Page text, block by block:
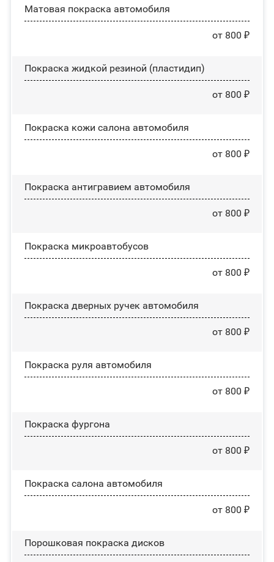
Матовая покраска автомобиля
от 800 ₽
Покраска жидкой резиной (пластидип)
от 800 ₽
Покраска кожи салона автомобиля
от 800 ₽
Покраска антигравием автомобиля
от 800 ₽
Покраска микроавтобусов
от 800 ₽
Покраска дверных ручек автомобиля
от 800 ₽
Покраска руля автомобиля
от 800 ₽
Покраска фургона
от 800 ₽
Покраска салона автомобиля
от 800 ₽
Порошковая покраска дисков